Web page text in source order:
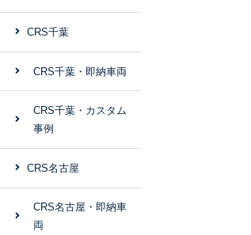
CRS千葉
CRS千葉・即納車両
CRS千葉・カスタム
事例
CRS名古屋
CRS名古屋・即納車
両